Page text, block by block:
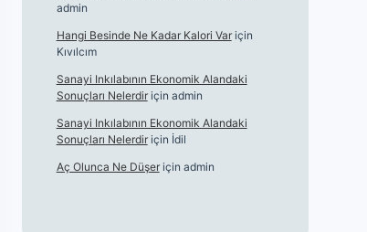
admin
Hangi Besinde Ne Kadar Kalori Variçin
Kıvılcım
Sanayi Inkılabının Ekonomik Alandaki
Sonuçları Nelerdiriçin admin
Sanayi Inkılabının Ekonomik Alandaki
Sonuçları Nelerdiriçin İdil
Aç Olunca Ne Düşeriçin admin